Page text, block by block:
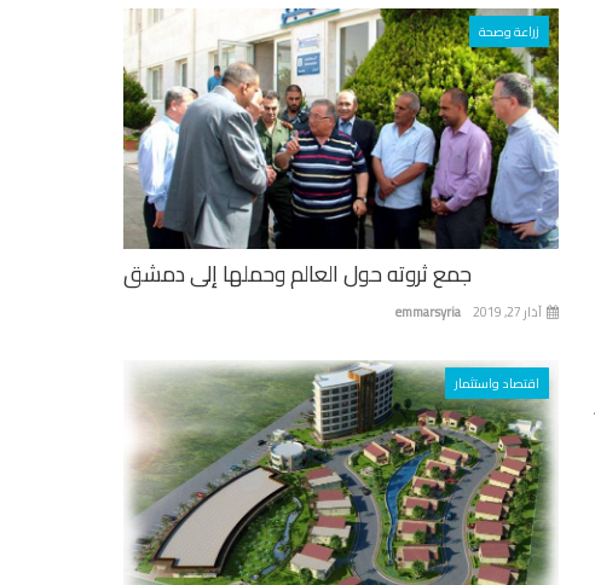
زراعة وصحة
جمع ثروته حول العالم وحملها إلى دمشق
emmarsyria آذار 27, 2019
اقتصاد واستثمار